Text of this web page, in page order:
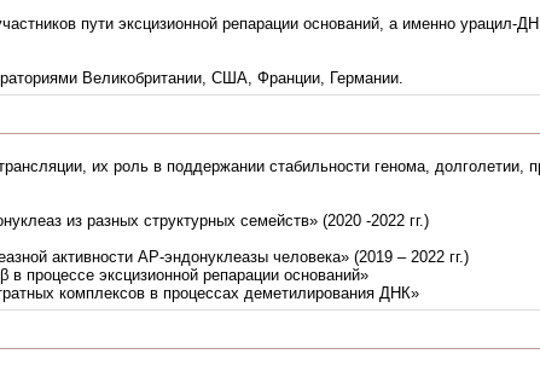
пути эксцизионной репарации оснований, а именно урацил-
Великобритании, США, Франции, Германии.
их роль в поддержании стабильности генома, долголетии,
из разных структурных семейств» (2020 -2022 гг.)
активности АР-эндонуклеазы человека» (2019 – 2022 гг.)
эксцизионной репарации оснований»
комплексов в процессах деметилирования ДНК»